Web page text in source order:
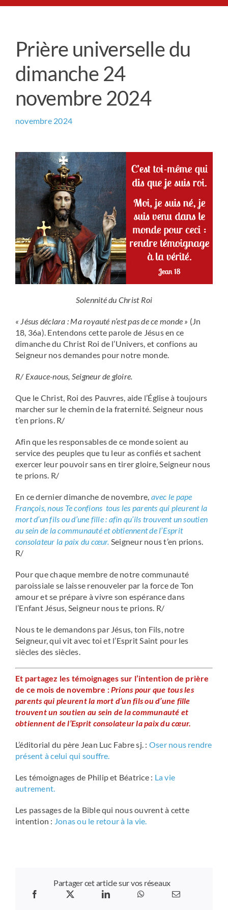
Prière universelle
Qui sommes-nous ?
Contact
Prière universelle du
dimanche 24
novembre 2024
novembre 2024
Solennité du Christ Roi
« Jésus déclara : Ma royauté n’est pas de ce monde » (Jn
18, 36a). Entendons cette parole de Jésus en ce
dimanche du Christ Roi de l’Univers, et confions au
Seigneur nos demandes pour notre monde.
R/ Exauce-nous, Seigneur de gloire.
Que le Christ, Roi des Pauvres, aide l’Église à toujours
marcher sur le chemin de la fraternité. Seigneur nous
t’en prions. R/
Afin que les responsables de ce monde soient au
service des peuples que tu leur as confiés et sachent
exercer leur pouvoir sans en tirer gloire, Seigneur nous
te prions. R/
En ce dernier dimanche de novembre, avec le pape
François, nous Te confions tous les parents qui pleurent la
mort d’un fils ou d’une fille : afin qu’ils trouvent un soutien
au sein de la communauté et obtiennent de l’Esprit
consolateur la paix du cœur. Seigneur nous t’en prions.
R/
Pour que chaque membre de notre communauté
paroissiale se laisse renouveler par la force de Ton
amour et se prépare à vivre son espérance dans
l’Enfant Jésus, Seigneur nous te prions. R/
Nous te le demandons par Jésus, ton Fils, notre
Seigneur, qui vit avec toi et l’Esprit Saint pour les
siècles des siècles.
Et partagez les témoignages sur l’intention de prière
de ce mois de novembre : Prions pour que tous les
parents qui pleurent la mort d’un fils ou d’une fille
trouvent un soutien au sein de la communauté et
obtiennent de l’Esprit consolateur la paix du cœur.
L’éditorial du père Jean Luc Fabre sj. : Oser nous rendre
présent à celui qui souffre.
Les témoignages de Philip et Béatrice : La vie
autrement.
Les passages de la Bible qui nous ouvrent à cette
intention : Jonas ou le retour à la vie.
Partager cet article sur vos réseaux